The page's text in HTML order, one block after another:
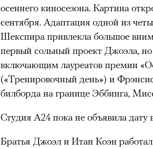
осеннего киносезона. Картина
сентября. Адаптация одной из
Шекспира привлекла большое
первый сольный проект Джоэла,
включающим лауреатов премии
(«Тренировочный день») и
билборда на границе Эббинга,
Студия A24 пока не объявила дату
Братья Джоэл и Итан Коэн